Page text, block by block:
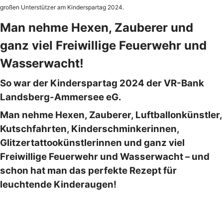
großen Unterstützer am Kinderspartag 2024.
Man nehme Hexen, Zauberer und
ganz viel Freiwillige Feuerwehr und
Wasserwacht!
So war der Kinderspartag 2024 der VR-Bank
Landsberg-Ammersee eG.
Man nehme Hexen, Zauberer, Luftballonkünstler,
Kutschfahrten, Kinderschminkerinnen,
Glitzertattookünstlerinnen und ganz viel
Freiwillige Feuerwehr und Wasserwacht – und
schon hat man das perfekte Rezept für
leuchtende Kinderaugen!